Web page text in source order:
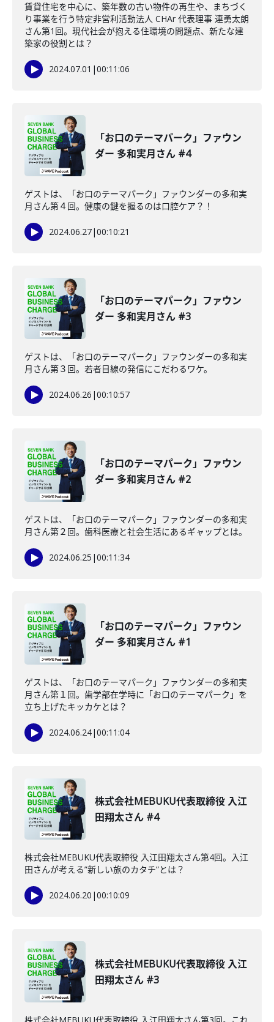
賃貸住宅を中心に、築年数の古い物件の再生や、まちづく
り事業を行う特定非営利活動法人 CHAr 代表理事 連勇太朗
さん第1回。現代社会が抱える住環境の問題点、新たな建
築家の役割とは？
2024.07.01 |00:11:06
「お口のテーマパーク」ファウン
ダー 多和実月さん #4
ゲストは、「お口のテーマパーク」ファウンダーの多和実
月さん第４回。健康の鍵を握るのは口腔ケア？！
2024.06.27|00:10:21
「お口のテーマパーク」ファウン
ダー 多和実月さん #3
ゲストは、「お口のテーマパーク」ファウンダーの多和実
月さん第３回。若者目線の発信にこだわるワケ。
2024.06.26 |00:10:57
「お口のテーマパーク」ファウン
ダー 多和実月さん #2
ゲストは、「お口のテーマパーク」ファウンダーの多和実
月さん第２回。歯科医療と社会生活にあるギャップとは。
2024.06.25 |00:11:34
「お口のテーマパーク」ファウン
ダー 多和実月さん #1
ゲストは、「お口のテーマパーク」ファウンダーの多和実
月さん第１回。歯学部在学時に「お口のテーマパーク」を
立ち上げたキッカケとは？
2024.06.24|00:11:04
株式会社MEBUKU代表取締役 入江
田翔太さん #4
株式会社MEBUKU代表取締役 入江田翔太さん第4回。入江
田さんが考える”新しい旅のカタチ”とは？
2024.06.20 |00:10:09
株式会社MEBUKU代表取締役 入江
田翔太さん #3